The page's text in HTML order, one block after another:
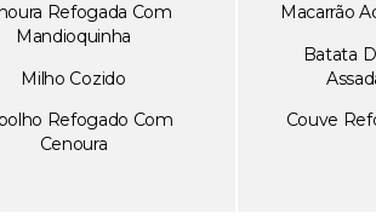
Refogada Com
Mandioquinha
Milho Cozido
Refogado Com
Cenoura
Macarrão
Batata
Couve